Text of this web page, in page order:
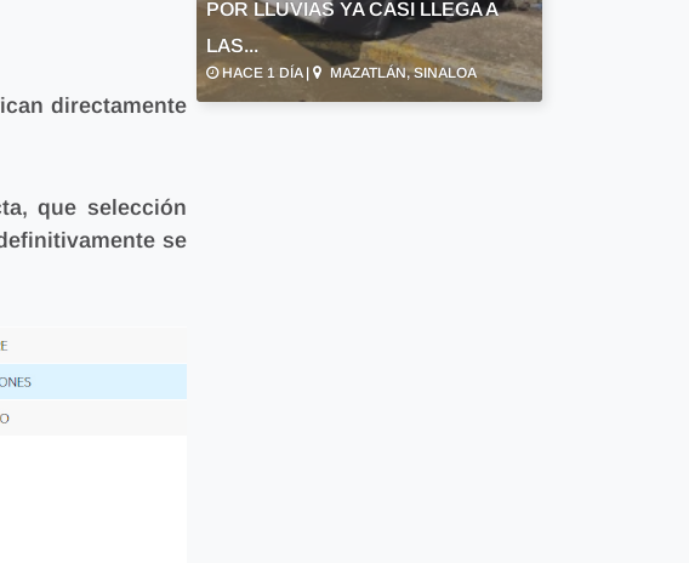
directamente
que selección
se
POR LLUVIAS YA CASI LLEGA A
LAS...
HACE 1 DÍA | MAZATLÁN, SINALOA